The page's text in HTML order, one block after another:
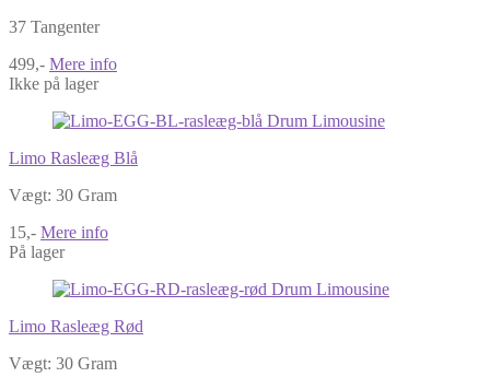
37 Tangenter
499,- Mere info
Ikke på lager
Limo Rasleæg Blå
Vægt: 30 Gram
15,- Mere info
På lager
Limo Rasleæg Rød
Vægt: 30 Gram